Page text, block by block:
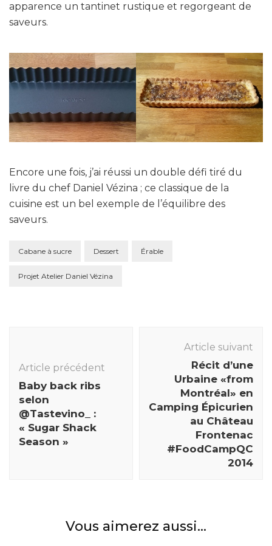
apparence un tantinet rustique et regorgeant de
saveurs.
Encore une fois, j’ai réussi un double défi tiré du
livre du chef Daniel Vézina ; ce classique de la
cuisine est un bel exemple de l’équilibre des
saveurs.
Cabane à sucre Dessert Érable
Projet Atelier Daniel Vézina
articles
Article précédent
Baby back ribs
selon
@Tastevino_ :
« Sugar Shack
Season »
Article suivant
Récit d’une
Urbaine «from
Montréal» en
Camping Épicurien
au Château
Frontenac
#FoodCampQC
2014
Vous aimerez aussi...